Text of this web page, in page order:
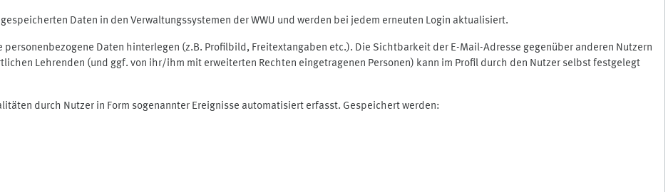
Daten in den Verwaltungssystemen der WWU und werden bei jedem erneuten Login aktualisiert.
Daten hinterlegen (z.B. Profilbild, Freitextangaben etc.). Die Sichtbarkeit der E-Mail-Adresse gegenüber anderen Nutzern
Lehrenden (und ggf. von ihr/ihm mit erweiterten Rechten eingetragenen Personen) kann im Profil durch den Nutzer selbst festgelegt
durch Nutzer in Form sogenannter Ereignisse automatisiert erfasst. Gespeichert werden: